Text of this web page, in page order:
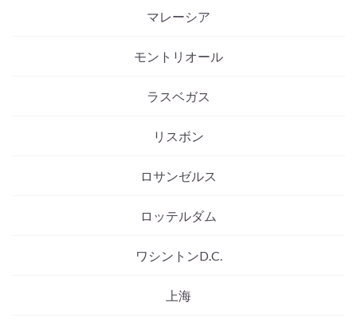
マレーシア
モントリオール
ラスベガス
リスボン
ロサンゼルス
ロッテルダム
ワシントンD.C.
上海